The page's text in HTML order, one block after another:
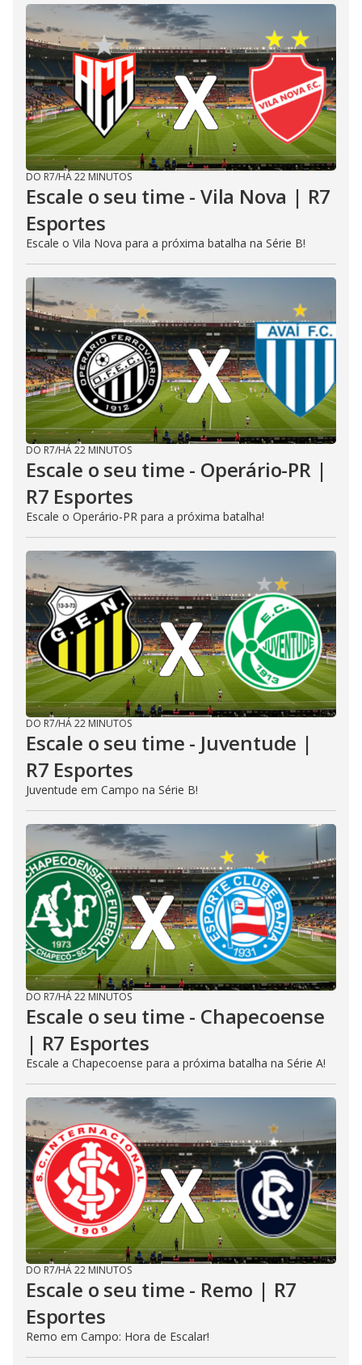
DO R7/HÁ 22 MINUTOS
Escale o seu time - Vila Nova | R7
Esportes
Escale o Vila Nova para a próxima batalha na Série B!
DO R7/HÁ 22 MINUTOS
Escale o seu time - Operário-PR |
R7 Esportes
Escale o Operário-PR para a próxima batalha!
DO R7/HÁ 22 MINUTOS
Escale o seu time - Juventude |
R7 Esportes
Juventude em Campo na Série B!
DO R7/HÁ 22 MINUTOS
Escale o seu time - Chapecoense
| R7 Esportes
Escale a Chapecoense para a próxima batalha na Série A!
DO R7/HÁ 22 MINUTOS
Escale o seu time - Remo | R7
Esportes
Remo em Campo: Hora de Escalar!